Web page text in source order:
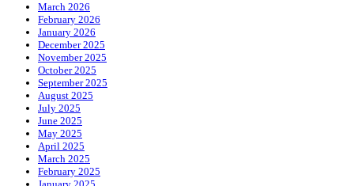
March 2026
February 2026
January 2026
December 2025
November 2025
October 2025
September 2025
August 2025
July 2025
June 2025
May 2025
April 2025
March 2025
February 2025